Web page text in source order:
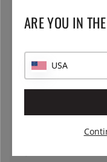
ARE YOU IN
USA